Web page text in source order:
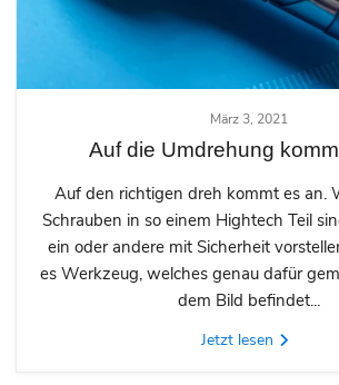
März 3, 2021
Auf die Umdrehung
Auf den richtigen dreh kommt es an.
Schrauben in so einem Hightech Teil
ein oder andere mit Sicherheit
es Werkzeug, welches genau dafür
dem Bild befindet...
Jetzt lesen